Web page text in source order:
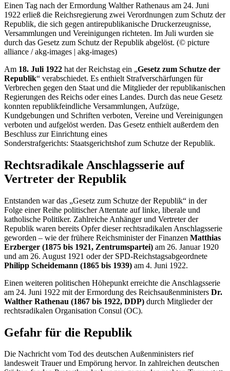
Einen Tag nach der Ermordung Walther Rathenaus am 24. Juni
1922 erließ die Reichsregierung zwei Verordnungen zum Schutz der
Republik, die sich gegen antirepublikanische Druckerzeugnisse,
Versammlungen und Vereinigungen richteten. Im Juli wurden sie
durch das Gesetz zum Schutz der Republik abgelöst. (© picture
alliance / akg-images | akg-images)
Am 18. Juli 1922 hat der Reichstag ein „Gesetz zum Schutze der
Republik“ verabschiedet. Es enthielt Strafverschärfungen für
Verbrechen gegen den Staat und die Mitglieder der republikanischen
Regierungen des Reichs oder eines Landes. Durch das neue Gesetz
konnten republikfeindliche Versammlungen, Aufzüge,
Kundgebungen und Schriften verboten, Vereine und Vereinigungen
verboten und aufgelöst werden. Das Gesetz enthielt außerdem den
Beschluss zur Einrichtung eines
Sonderstrafgerichts: Staatsgerichtshof zum Schutze der Republik.
Rechtsradikale Anschlagsserie auf
Vertreter der Republik
Entstanden war das „Gesetz zum Schutze der Republik“ in der
Folge einer Reihe politischer Attentate auf linke, liberale und
katholische Politiker. Zahlreiche Anhänger und Vertreter der
Republik waren bereits Opfer dieser rechtsradikalen Anschlagsserie
geworden – wie der frühere Reichsminister der Finanzen Matthias
Erzberger (1875 bis 1921, Zentrumspartei) am 26. Januar 1920
und am 26. August 1921 oder der SPD-Reichstagsabgeordnete
Philipp Scheidemann (1865 bis 1939) am 4. Juni 1922.
Einen weiteren politischen Höhepunkt erreichte die Anschlagsserie
am 24. Juni 1922 mit der Ermordung des Reichsaußenministers Dr.
Walther Rathenau (1867 bis 1922, DDP) durch Mitglieder der
rechtsradikalen Organisation Consul (OC).
Gefahr für die Republik
Die Nachricht vom Tod des deutschen Außenministers rief
landesweit Trauer und Empörung hervor. In zahlreichen deutschen